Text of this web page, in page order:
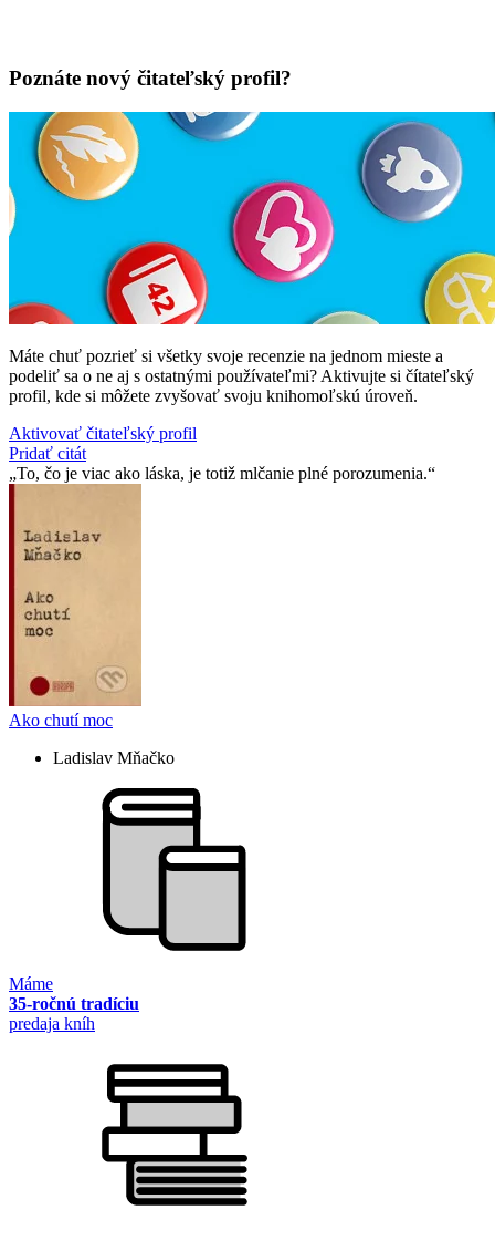
Poznáte nový čitateľský profil?
Máte chuť pozrieť si všetky svoje recenzie na jednom mieste a
podeliť sa o ne aj s ostatnými používateľmi? Aktivujte si čítateľský
profil, kde si môžete zvyšovať svoju knihomoľskú úroveň.
Aktivovať čitateľský profil
Pridať citát
To, čo je viac ako láska, je totiž mlčanie plné porozumenia.
Ako chutí moc
Ladislav Mňačko
Máme
35-ročnú tradíciu
predaja kníh